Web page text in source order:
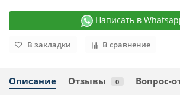
Написать в
В закладки В сравнение
Описание Отзывы 0 Вопрос-